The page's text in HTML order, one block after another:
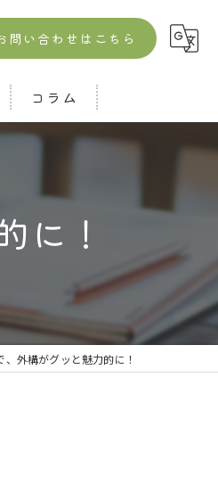
問い合わせはこちら
コラム
に！
外構がグッと魅力的に！